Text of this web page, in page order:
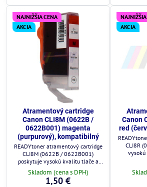
NAJNIŽŠIA CENA
AKCIA
Atramentový cartridge
Canon CLI8M (0622B /
0622B001) magenta
(purpurový), kompatibilný
READYtoner atramentový cartridge
CLI8M (0622B / 0622B001)
poskytuje vysokú kvalitu tlače a
plnú kompatibilitu s tlačiarňami
Canon.
Skladom (cena s DPH)
1,50 €
AKCIA
Canon
red
CLI8R